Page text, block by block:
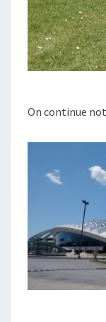
On continue